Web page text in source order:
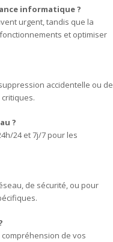
informatique ?
urgent, tandis que la
et optimiser
accidentelle ou de
?
24 et 7j/7 pour les
de sécurité, ou pour
de vos